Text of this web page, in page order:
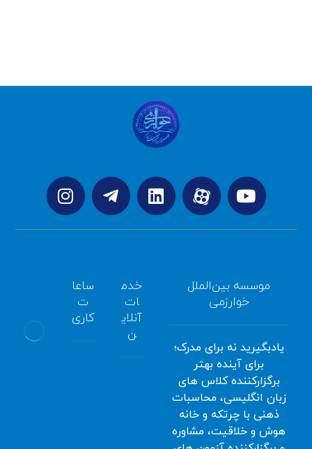
موسسه بین‌الملل
خوارزمی
یادبگیرید نه برای مدرک؛
برای آینده بهتر
برگزارکننده کلاس های
زبان انگلیسی، محاسبات
ذهنی با چرتکه و خانه
هوش و خلاقیت، مشاوره
خدم
ات
آنلای
ن
ساعا
ت
کاری